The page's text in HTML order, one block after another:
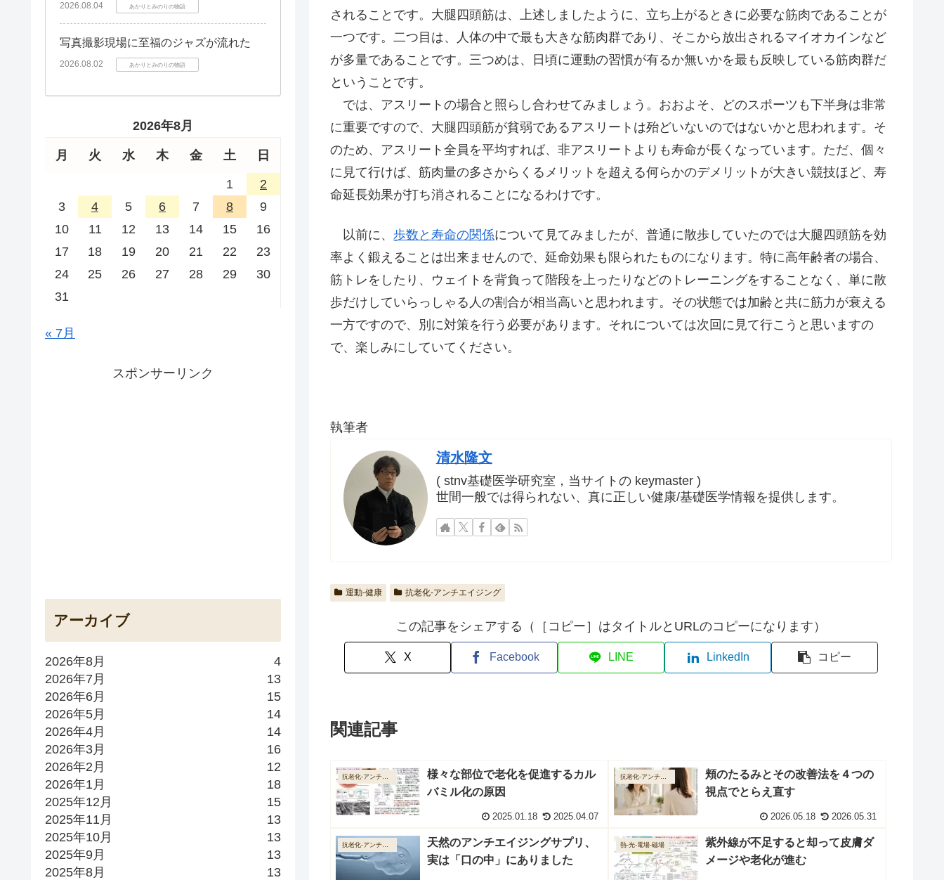
されることです。大腿四頭筋は、上述しましたように、立ち上がるときに必要な筋肉であることが
一つです。二つ目は、人体の中で最も大きな筋肉群であり、そこから放出されるマイオカインなど
が多量であることです。三つめは、日頃に運動の習慣が有るか無いかを最も反映している筋肉群だ
ということです。
では、アスリートの場合と照らし合わせてみましょう。おおよそ、どのスポーツも下半身は非常
に重要ですので、大腿四頭筋が貧弱であるアスリートは殆どいないのではないかと思われます。そ
のため、アスリート全員を平均すれば、非アスリートよりも寿命が長くなっています。ただ、個々
に見て行けば、筋肉量の多さからくるメリットを超える何らかのデメリットが大きい競技ほど、寿
命延長効果が打ち消されることになるわけです。
以前に、 歩数と寿命の関係について見てみましたが、普通に散歩していたのでは大腿四頭筋を効
率よく鍛えることは出来ませんので、延命効果も限られたものになります。特に高年齢者の場合、
筋トレをしたり、ウェイトを背負って階段を上ったりなどのトレーニングをすることなく、単に散
歩だけしていらっしゃる人の割合が相当高いと思われます。その状態では加齢と共に筋力が衰える
一方ですので、別に対策を行う必要があります。それについては次回に見て行こうと思いますの
で、楽しみにしていてください。
執筆者
清水隆文
( stnv基礎医学研究室，当サイトの keymaster )
世間一般では得られない、真に正しい健康/基礎医学情報を提供します。
運動-健康 抗老化-アンチエイジング
この記事をシェアする（［コピー］はタイトルとURLのコピーになります）
X Facebook LINE LinkedIn コピー
関連記事
抗老化-アンチエイジング
様々な部位で老化を促進するカル
バミル化の原因
2025.01.18 2025.04.07
抗老化-アンチエイジング
頬のたるみとその改善法を４つの
視点でとらえ直す
2026.05.18 2026.05.31
抗老化-アンチエイジング
天然のアンチエイジングサプリ、
実は「口の中」にありました
熱-光-電場-磁場
紫外線が不足すると却って皮膚ダ
メージや老化が進む
2026.08.04 あかりとみのりの物語
写真撮影現場に至福のジャズが流れた
2026.08.02 あかりとみのりの物語
2026年8月
月 火 水 木 金 土 日
1
2
3
4 5 6 7 8
9
10
11 12 13 14 15
16
17
18 19 20 21 22
23
24
25 26 27 28 29
30
31
« 7月
スポンサーリンク
アーカイブ
2026年8月
4
2026年7月
13
2026年6月
15
2026年5月
14
2026年4月
14
2026年3月
16
2026年2月
12
2026年1月
18
2025年12月
15
2025年11月
13
2025年10月
13
2025年9月
13
2025年8月
13